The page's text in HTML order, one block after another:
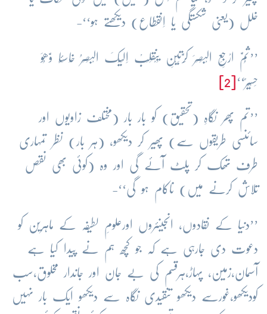
خلل (یعنی شکستگی یا اِنقطاع) دیکھتے ہو‘‘-
’’ثُمَّ ارْجِعِ الْبَصَرَ کَرَّتَیْنِ یَنْقَلِبْ اِلَیْکَ الْبَصَرُ خَاسِئًا وَّھُوَ
حَسِیْرٌ‘‘
’’تم پھر نگاہِ (تحقیق) کو بار بار (مختلف زاویوں اور
سائنسی طریقوں سے) پھیر کر دیکھو، (ہر بار) نظر تمہاری
طرف تھک کر پلٹ آئے گی اور وہ (کوئی بھی نقص
تلاش کرنے میں) ناکام ہو گی‘‘-
’’دنیا کے نقادوں، انجینئروں اورعلومِ لطیفہ کے ماہرین کو
دعوت دی جارہی ہے کہ جو کچھ ہم نے پیدا کیا ہے
آسمان،زمین، پہاڑ،ہرقسم کی بے جان اور جاندار مخلوق،سب
کودیکھو،غورسے دیکھو تنقیدی نگاہ سے دیکھو ایک بار نہیں